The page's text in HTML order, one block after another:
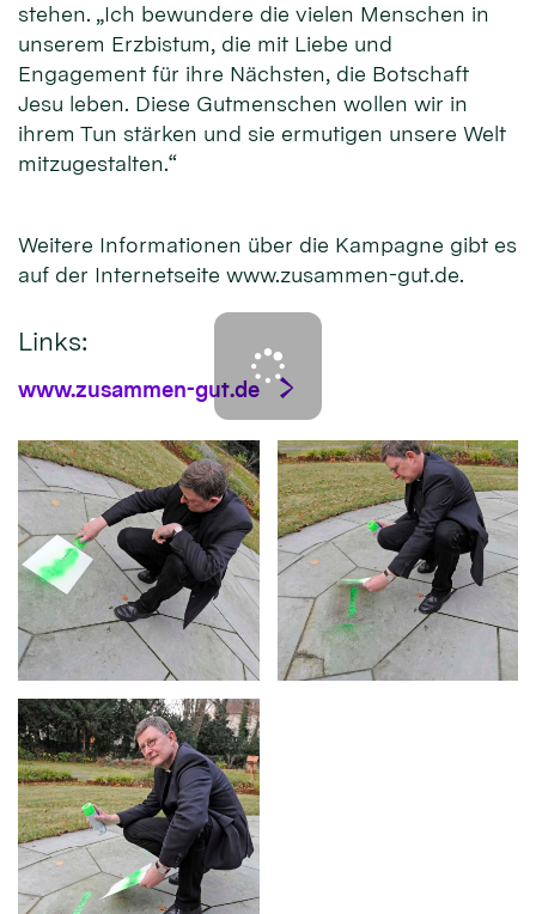
stehen. „Ich bewundere die vielen Menschen in
unserem Erzbistum, die mit Liebe und
Engagement für ihre Nächsten, die Botschaft
Jesu leben. Diese Gutmenschen wollen wir in
ihrem Tun stärken und sie ermutigen unsere Welt
mitzugestalten.“
Weitere Informationen über die Kampagne gibt es
auf der Internetseite www.zusammen-gut.de.
Links:
www.zusammen-gut.de